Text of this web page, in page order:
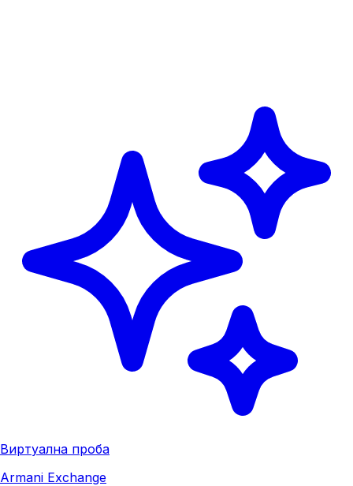
Виртуална проба
Armani Exchange